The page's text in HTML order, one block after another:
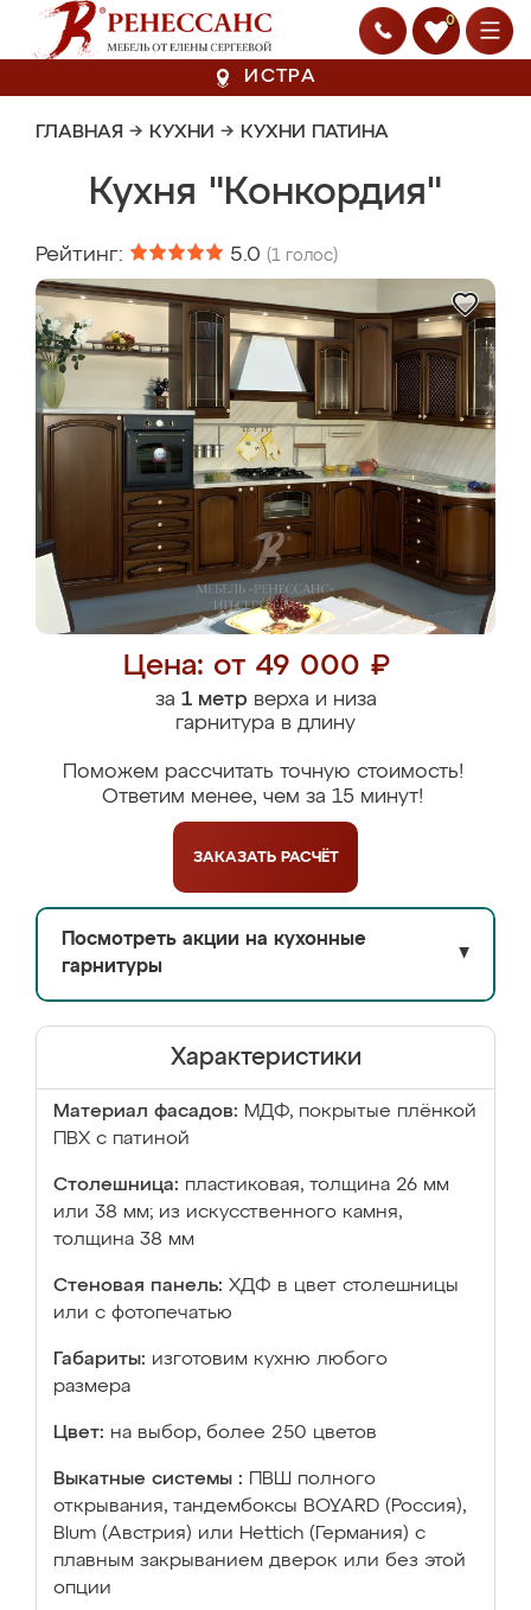
0
ИСТРА
ГЛАВНАЯ → КУХНИ → КУХНИ ПАТИНА
Кухня "Конкордия"
Рейтинг: 5.0 (1 голос)
Цена: от 49 000 ₽
за 1 метрверха и низа
гарнитура в длину
Поможем рассчитать точную стоимость!
Ответим менее, чем за 15 минут!
ЗАКАЗАТЬ РАСЧЁТ
Посмотреть акции на кухонные
гарнитуры
▼
Характеристики
Материал фасадов: МДФ, покрытые плёнкой
ПВХ с патиной
Столешница: пластиковая, толщина 26 мм
или 38 мм; из искусственного камня,
толщина 38 мм
Стеновая панель: ХДФ в цвет столешницы
или с фотопечатью
Габариты: изготовим кухню любого
размера
Цвет: на выбор, более 250 цветов
Выкатные системы :
ПВШ полного
открывания, тандембоксы BOYARD (Россия),
Blum (Австрия) или Hettich (Германия) с
плавным закрыванием дверок или без этой
опции